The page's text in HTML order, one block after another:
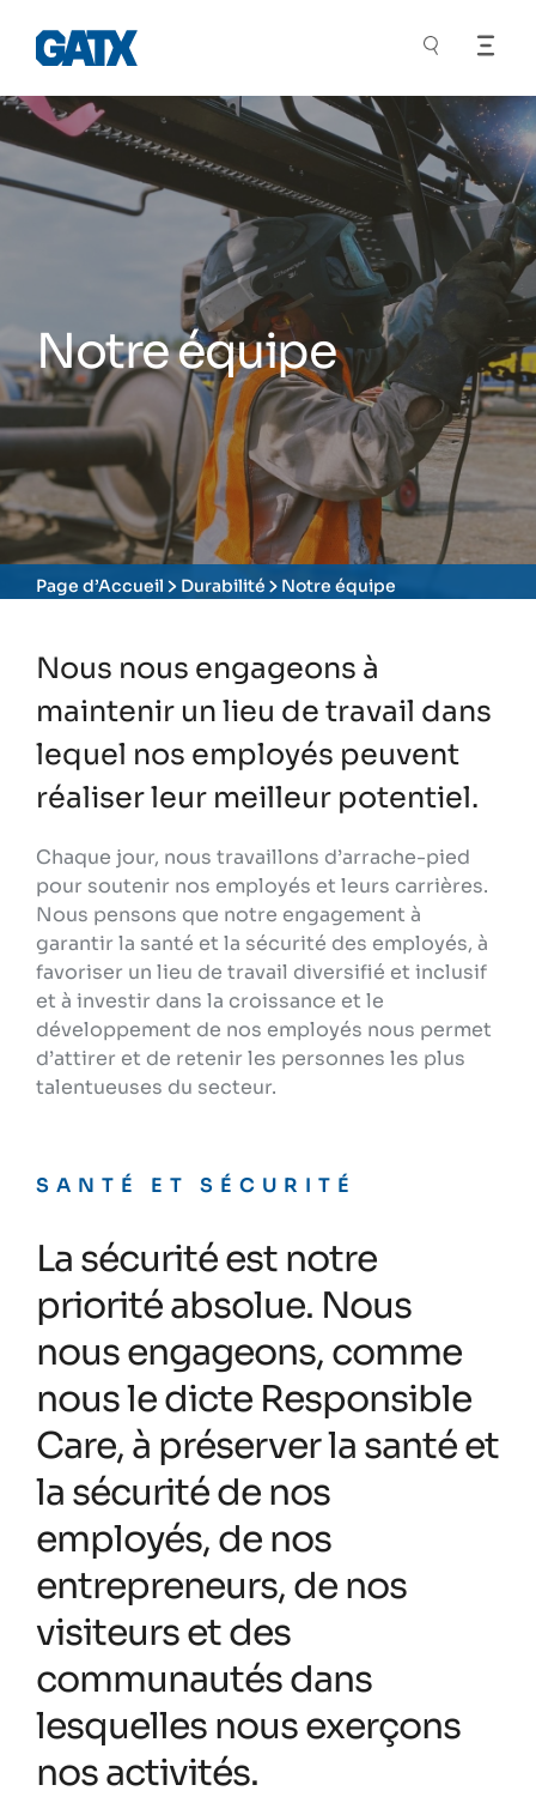
Notre équipe
Page d’Accueil Durabilité Notre équipe
Nous nous engageons à
maintenir un lieu de travail dans
lequel nos employés peuvent
réaliser leur meilleur potentiel.
Chaque jour, nous travaillons d’arrache-pied
pour soutenir nos employés et leurs carrières.
Nous pensons que notre engagement à
garantir la santé et la sécurité des employés, à
favoriser un lieu de travail diversifié et inclusif
et à investir dans la croissance et le
développement de nos employés nous permet
d’attirer et de retenir les personnes les plus
talentueuses du secteur.
SANTÉ ET SÉCURITÉ
La sécurité est notre
priorité absolue. Nous
nous engageons, comme
nous le dicte Responsible
Care, à préserver la santé et
la sécurité de nos
employés, de nos
entrepreneurs, de nos
visiteurs et des
communautés dans
lesquelles nous exerçons
nos activités.